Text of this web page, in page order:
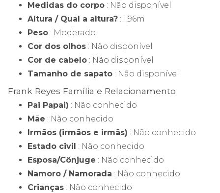
Medidas do corpo : Não disponível
Altura / Qual a altura? : 1,96m
Peso : Moderado
Cor dos olhos : Não disponível
Cor de cabelo : Não disponível
Tamanho de sapato : Não disponível
Frank Reyes Família e Relacionamento
Pai Papai) : Não conhecido
Mãe : Não conhecido
Irmãos (irmãos e irmãs) : Não conhecido
Estado civil : Não conhecido
Esposa/Cônjuge : Não conhecido
Namoro / Namorada : Não conhecido
Crianças : Não conhecido